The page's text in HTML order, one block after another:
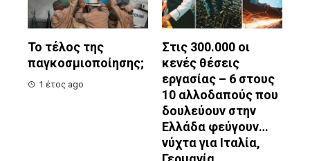
Το τέλος της
παγκοσμιοποίησης;
1 έτος ago
Στις 300.000 οι
κενές θέσεις
εργασίας – 6 στους
10 αλλοδαπούς που
δουλεύουν στην
Ελλάδα φεύγουν…
νύχτα για Ιταλία,